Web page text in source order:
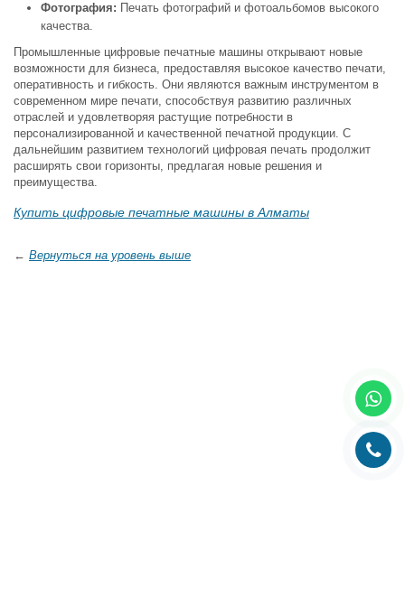
Фотография: Печать фотографий и фотоальбомов высокого
качества.
Промышленные цифровые печатные машины открывают новые
возможности для бизнеса, предоставляя высокое качество печати,
оперативность и гибкость. Они являются важным инструментом в
современном мире печати, способствуя развитию различных
отраслей и удовлетворяя растущие потребности в
персонализированной и качественной печатной продукции. С
дальнейшим развитием технологий цифровая печать продолжит
расширять свои горизонты, предлагая новые решения и
преимущества.
Купить цифровые печатные машины в Алматы
← Вернуться на уровень выше